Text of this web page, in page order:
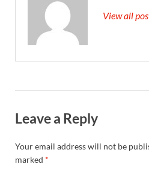
View all
Leave a Reply
Your email address will not be
marked *